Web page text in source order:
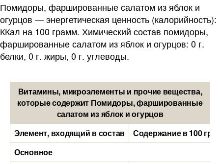
Помидоры, фаршированные салатом из яблок и
огурцов — энергетическая ценность (калорийность):
ККал на 100 грамм. Химический состав помидоры,
фаршированные салатом из яблок и огурцов: 0 г.
белки, 0 г. жиры, 0 г. углеводы.
Витамины, микроэлементы и прочие вещества,
которые содержит Помидоры, фаршированные
салатом из яблок и огурцов
Элемент, входящий в состав
Содержание в 100
Основное